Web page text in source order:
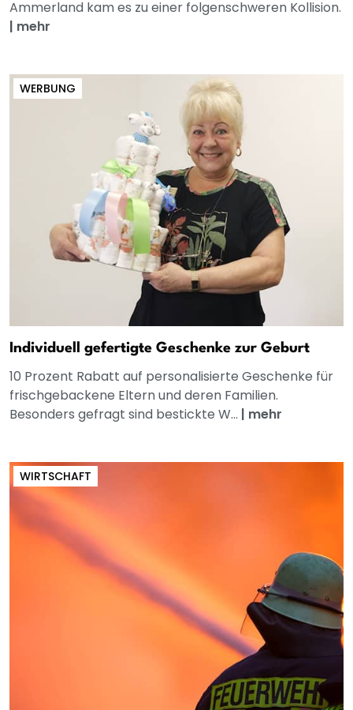
Ammerland kam es zu einer folgenschweren Kollision.
| mehr
WERBUNG
Individuell gefertigte Geschenke zur Geburt
10 Prozent Rabatt auf personalisierte Geschenke für
frischgebackene Eltern und deren Familien.
Besonders gefragt sind bestickte W... | mehr
WIRTSCHAFT